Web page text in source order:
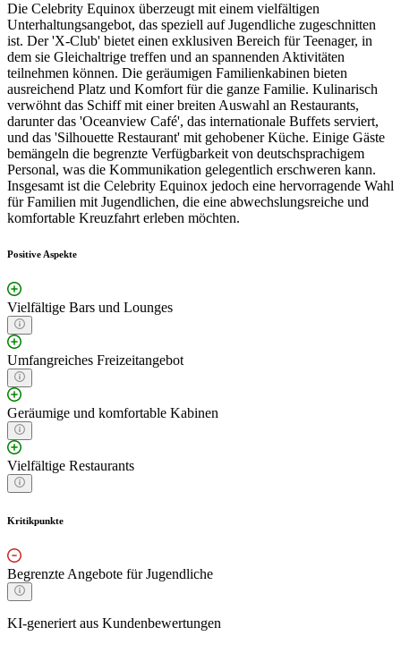
Die Celebrity Equinox überzeugt mit einem vielfältigen
Unterhaltungsangebot, das speziell auf Jugendliche zugeschnitten
ist. Der 'X-Club' bietet einen exklusiven Bereich für Teenager, in
dem sie Gleichaltrige treffen und an spannenden Aktivitäten
teilnehmen können. Die geräumigen Familienkabinen bieten
ausreichend Platz und Komfort für die ganze Familie. Kulinarisch
verwöhnt das Schiff mit einer breiten Auswahl an Restaurants,
darunter das 'Oceanview Café', das internationale Buffets serviert,
und das 'Silhouette Restaurant' mit gehobener Küche. Einige Gäste
bemängeln die begrenzte Verfügbarkeit von deutschsprachigem
Personal, was die Kommunikation gelegentlich erschweren kann.
Insgesamt ist die Celebrity Equinox jedoch eine hervorragende Wahl
für Familien mit Jugendlichen, die eine abwechslungsreiche und
komfortable Kreuzfahrt erleben möchten.
Positive Aspekte
Vielfältige Bars und Lounges
Umfangreiches Freizeitangebot
Geräumige und komfortable Kabinen
Vielfältige Restaurants
Kritikpunkte
Begrenzte Angebote für Jugendliche
KI-generiert aus Kundenbewertungen